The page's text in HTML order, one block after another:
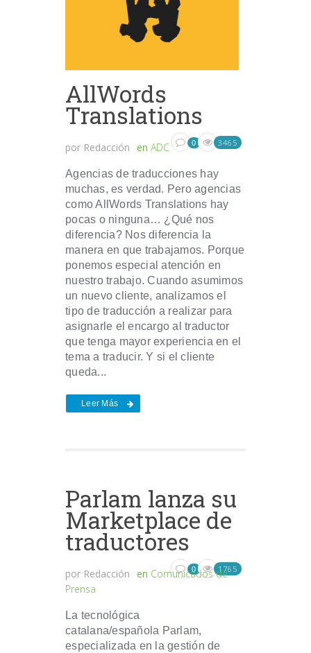
AllWords
Translations
por Redacción en ADC 0 3465
Agencias de traducciones hay
muchas, es verdad. Pero agencias
como AllWords Translations hay
pocas o ninguna… ¿Qué nos
diferencia? Nos diferencia la
manera en que trabajamos. Porque
ponemos especial atención en
nuestro trabajo. Cuando asumimos
un nuevo cliente, analizamos el
tipo de traducción a realizar para
asignarle el encargo al traductor
que tenga mayor experiencia en el
tema a traducir. Y si el cliente
queda...
Leer Más
Parlam lanza su
Marketplace de
traductores
por Redacción en Comunicados de
Prensa
0 1765
La tecnológica
catalana/española Parlam,
especializada en la gestión de